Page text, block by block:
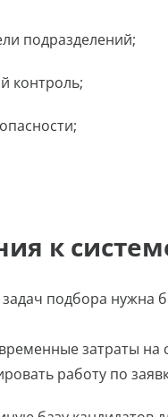
подразделений;
контроль;
к
подбора нужна
затраты на
работу по